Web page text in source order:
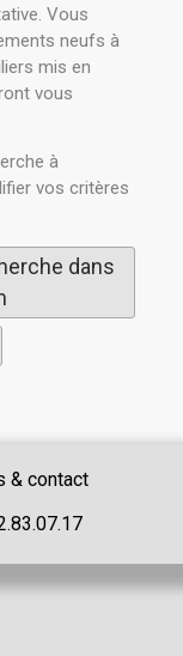
Vous
neufs à
mis en
vous
à
vos critères
dans
& contact